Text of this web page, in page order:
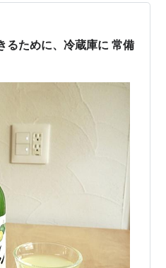
るために、冷蔵庫に 常備